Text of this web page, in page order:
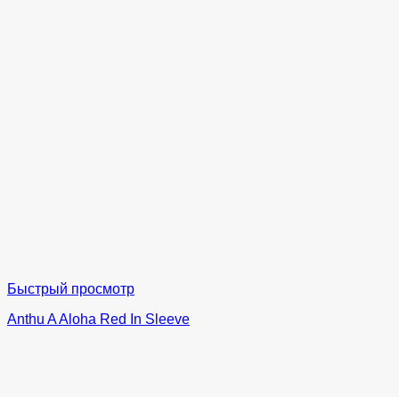
Быстрый просмотр
Anthu A Aloha Red In Sleeve